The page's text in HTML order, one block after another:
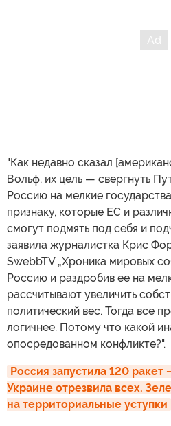
"Как недавно сказал
Вольф, их цель — свергнуть
Россию на мелкие
признаку, которые ЕС и
смогут подмять под себя и
заявила журналистка Крис
SwebbTV „Хроника мировых
Россию и раздробив ее на
рассчитывают увеличить
политический вес. Тогда все
логичнее. Потому что какой
опосредованном конфликте?".
Россия запустила 120 ракет
Украине отрезвила всех.
на территориальные уступки